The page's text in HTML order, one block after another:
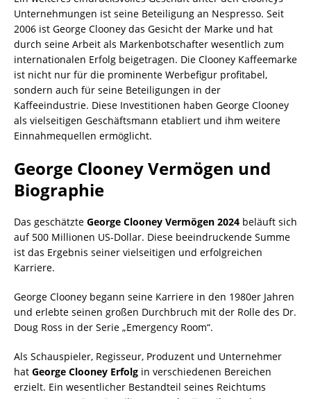
Unternehmungen ist seine Beteiligung an Nespresso. Seit
2006 ist George Clooney das Gesicht der Marke und hat
durch seine Arbeit als Markenbotschafter wesentlich zum
internationalen Erfolg beigetragen. Die Clooney Kaffeemarke
ist nicht nur für die prominente Werbefigur profitabel,
sondern auch für seine Beteiligungen in der
Kaffeeindustrie. Diese Investitionen haben George Clooney
als vielseitigen Geschäftsmann etabliert und ihm weitere
Einnahmequellen ermöglicht.
George Clooney Vermögen und
Biographie
Das geschätzte George Clooney Vermögen 2024 beläuft sich
auf 500 Millionen US-Dollar. Diese beeindruckende Summe
ist das Ergebnis seiner vielseitigen und erfolgreichen
Karriere.
George Clooney begann seine Karriere in den 1980er Jahren
und erlebte seinen großen Durchbruch mit der Rolle des Dr.
Doug Ross in der Serie „Emergency Room“.
Als Schauspieler, Regisseur, Produzent und Unternehmer
hat George Clooney Erfolg in verschiedenen Bereichen
erzielt. Ein wesentlicher Bestandteil seines Reichtums